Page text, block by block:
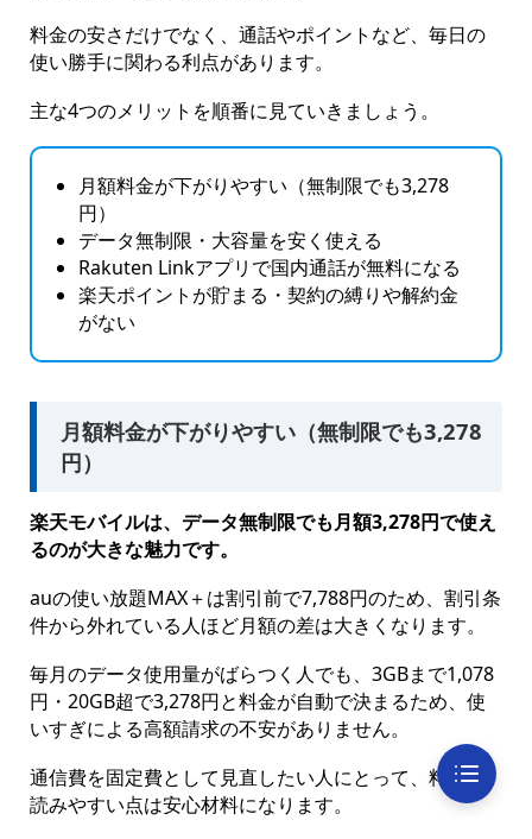
料金の安さだけでなく、通話やポイントなど、毎日の
使い勝手に関わる利点があります。
主な4つのメリットを順番に見ていきましょう。
月額料金が下がりやすい（無制限でも3,278
円）
データ無制限・大容量を安く使える
Rakuten Linkアプリで国内通話が無料になる
楽天ポイントが貯まる・契約の縛りや解約金
がない
月額料金が下がりやすい（無制限でも3,278
円）
楽天モバイルは、データ無制限でも月額3,278円で使え
るのが大きな魅力です。
auの使い放題MAX＋は割引前で7,788円のため、割引条
件から外れている人ほど月額の差は大きくなります。
毎月のデータ使用量がばらつく人でも、3GBまで1,078
円・20GB超で3,278円と料金が自動で決まるため、使
いすぎによる高額請求の不安がありません。
通信費を固定費として見直したい人にとって、料金が
読みやすい点は安心材料になります。